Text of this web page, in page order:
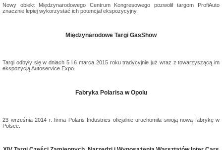
Nowy obiekt Międzynarodowego Centrum Kongresowego pozwolił targom ProfiAuto
znacznie lepiej wykorzystać ich potencjał ekspozycyjny.
Międzynarodowe Targi GasShow
Targi odbyły się w dniach 5 i 6 marca 2015 roku tradycyjnie już wraz z towarzyszącą im
ekspozycją Autoservice Expo.
Fabryka Polarisa w Opolu
23 września 2014 r. firma Polaris Industries oficjalnie uruchomiła swoją nową fabrykę w
Polsce.